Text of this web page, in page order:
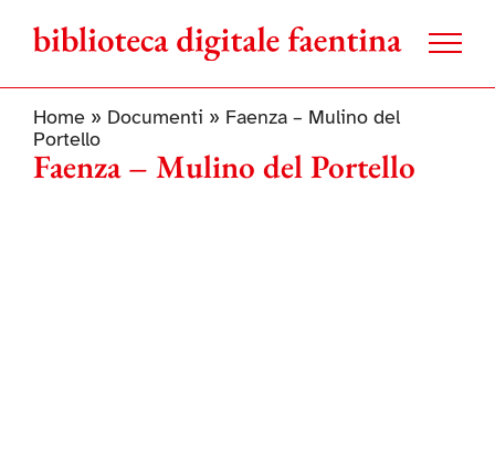
contenuto
Home» Documenti » Faenza – Mulino del
Portello
Faenza – Mulino del Portello